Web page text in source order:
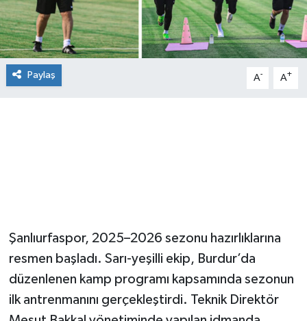
Paylaş A- A+
Şanlıurfaspor, 2025–2026 sezonu hazırlıklarına
resmen başladı. Sarı-yeşilli ekip, Burdur’da
düzenlenen kamp programı kapsamında sezonun
ilk antrenmanını gerçekleştirdi. Teknik Direktör